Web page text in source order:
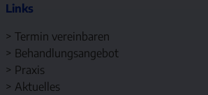
Links
> Termin vereinbaren
> Behandlungsangebot
> Praxis
> Aktuelles